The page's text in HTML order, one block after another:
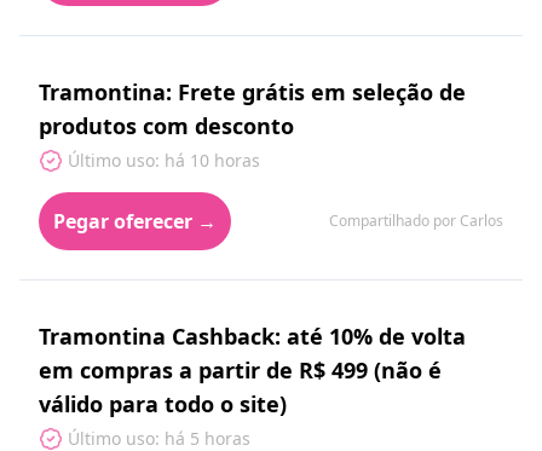
Tramontina: Frete grátis em seleção de
produtos com desconto
Último uso: há 10 horas
Pegar oferecer → Compartilhado por Carlos
Tramontina Cashback: até 10% de volta
em compras a partir de R$ 499 (não é
válido para todo o site)
Último uso: há 5 horas